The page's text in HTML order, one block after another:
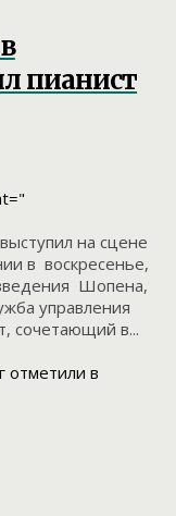
пианист
на сцене
в воскресенье,
Шопена,
управления
сочетающий в...